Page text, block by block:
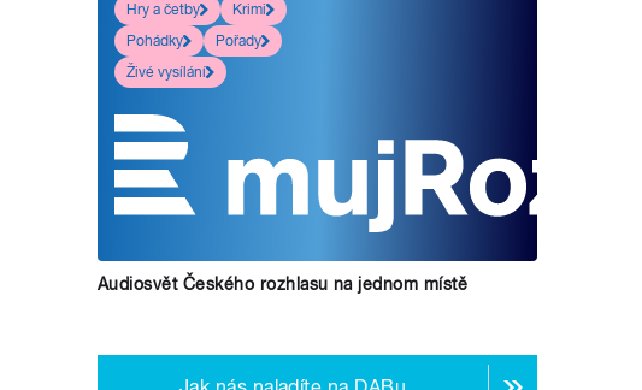
Hry a četby
Krimi
Pohádky
Pořady
Živé vysílání
Audiosvět Českého rozhlasu na jednom místě